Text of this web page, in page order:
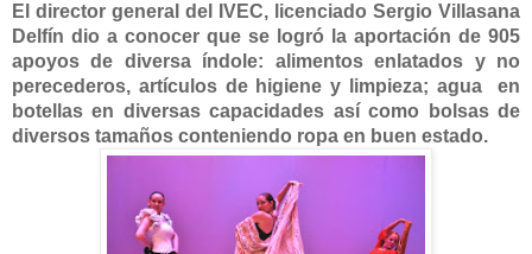
El director general del IVEC, licenciado Sergio Villasana
Delfín dio a conocer que se logró la aportación de 905
apoyos de diversa índole: alimentos enlatados y no
perecederos, artículos de higiene y limpieza; agua
en
botellas en diversas capacidades así como bolsas de
diversos tamaños conteniendo ropa en buen estado.